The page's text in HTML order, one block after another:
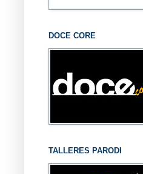
DOCE CORE
TALLERES PARODI